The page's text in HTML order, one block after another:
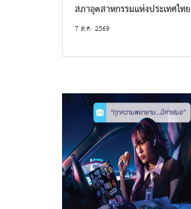
สภาอุตสาหกรรมแห่งประเทศไทย
7 ส.ค. 2569